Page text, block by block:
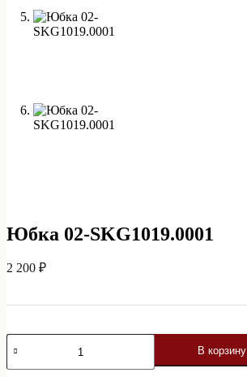
Юбка 02-SKG1019.0001
2 200 ₽
Количество
товара
Юбка
В корзину